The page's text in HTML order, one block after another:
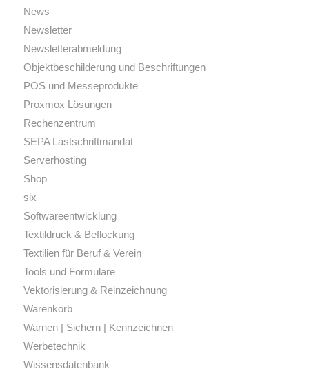
News
Newsletter
Newsletterabmeldung
Objektbeschilderung und Beschriftungen
POS und Messeprodukte
Proxmox Lösungen
Rechenzentrum
SEPA Lastschriftmandat
Serverhosting
Shop
six
Softwareentwicklung
Textildruck & Beflockung
Textilien für Beruf & Verein
Tools und Formulare
Vektorisierung & Reinzeichnung
Warenkorb
Warnen | Sichern | Kennzeichnen
Werbetechnik
Wissensdatenbank